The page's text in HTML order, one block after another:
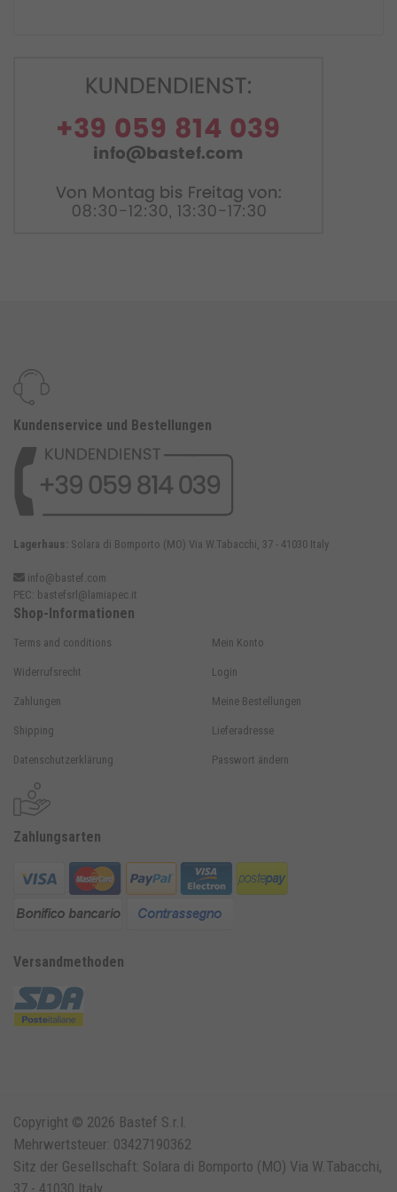
Kundenservice und Bestellungen
Lagerhaus: Solara di Bomporto (MO) Via W.Tabacchi, 37 - 41030 Italy
info@bastef.com
PEC: bastefsrl@lamiapec.it
Zahlungsarten
Versandmethoden
Shop-Informationen
Terms and conditions
Widerrufsrecht
Zahlungen
Shipping
Datenschutzerklärung
Mein Konto
Login
Meine Bestellungen
Lieferadresse
Passwort ändern
Copyright © 2026 Bastef S.r.l.
Mehrwertsteuer: 03427190362
Sitz der Gesellschaft: Solara di Bomporto (MO) Via W.Tabacchi,